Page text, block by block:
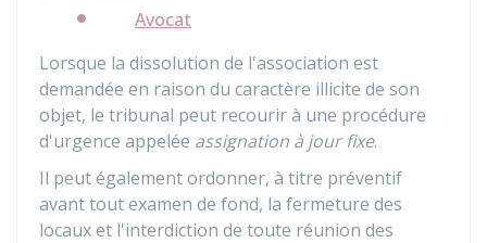
Avocat
Lorsque la dissolution de l'association est
demandée en raison du caractère illicite de son
objet, le tribunal peut recourir à une procédure
d'urgence appelée assignation à jour fixe.
Il peut également ordonner, à titre préventif
avant tout examen de fond, la fermeture des
locaux et l'interdiction de toute réunion des